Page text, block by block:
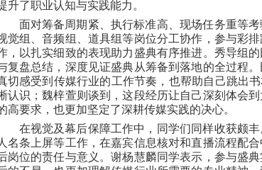
升了职业认知与实践能力。
面对筹备周期紧、执行标准高、现场任务重等
觉组、音频组、道具组等岗位分工协作，参与彩
，以扎实细致的表现助力盛典有序推进。秀导组
复盘总结，深度见证盛典从筹备到落地的全过程
切感受到传媒行业的工作节奏，也帮助自己跳出
认识；魏梓萱则谈到，这段经历让自己深刻体会
高要求，也更加坚定了深耕传媒实践的决心。
在视觉及幕后保障工作中，同学们同样收获颇
名条上屏等工作，在嘉宾信息核对和直播流程配
岗位的责任与意义。谢杨慧麟同学表示，参与盛